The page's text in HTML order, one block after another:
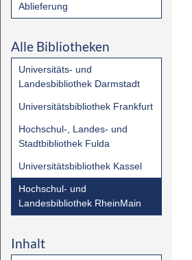
Ablieferung
Alle Bibliotheken
Universitäts- und
Landesbibliothek Darmstadt
Universitätsbibliothek Frankfurt
Hochschul-, Landes- und
Stadtbibliothek Fulda
Universitätsbibliothek Kassel
Hochschul- und
Landesbibliothek RheinMain
Inhalt